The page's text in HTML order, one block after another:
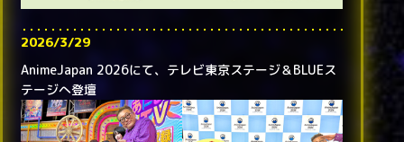
2026/3/29
AnimeJapan 2026にて、テレビ東京ステージ＆BLUEス
テージへ登壇